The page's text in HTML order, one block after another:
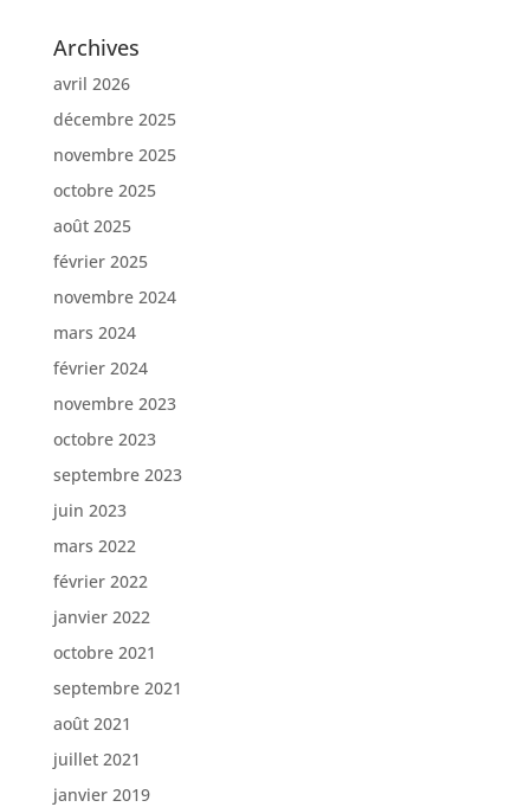
Archives
avril 2026
décembre 2025
novembre 2025
octobre 2025
août 2025
février 2025
novembre 2024
mars 2024
février 2024
novembre 2023
octobre 2023
septembre 2023
juin 2023
mars 2022
février 2022
janvier 2022
octobre 2021
septembre 2021
août 2021
juillet 2021
janvier 2019